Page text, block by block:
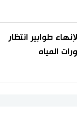
طوابير انتظار
المياه